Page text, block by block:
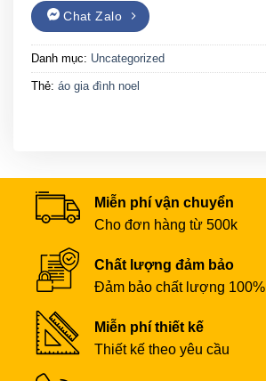
Chat Zalo
Danh mục: Uncategorized
Thẻ: áo gia đình noel
Miễn phí vận chuyển
Cho đơn hàng từ 500k
Chất lượng đảm bảo
Đảm bảo chất lượng 100%
Miễn phí thiết kế
Thiết kế theo yêu cầu